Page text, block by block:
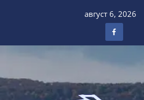
август 6, 2026